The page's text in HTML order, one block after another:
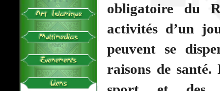
obligatoire du
activités d’un
peuvent se
raisons de santé.